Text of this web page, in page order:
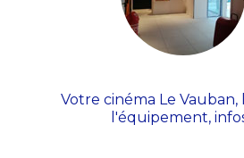
Votre cinéma Le Vauban,
l'équipement,